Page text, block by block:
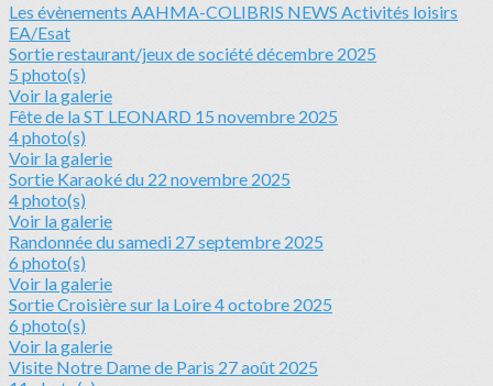
Les évènements AAHMA-COLIBRIS NEWS Activités loisirs
EA/Esat
Sortie restaurant/jeux de société décembre 2025
5 photo(s)
Voir la galerie
Fête de la ST LEONARD 15 novembre 2025
4 photo(s)
Voir la galerie
Sortie Karaoké du 22 novembre 2025
4 photo(s)
Voir la galerie
Randonnée du samedi 27 septembre 2025
6 photo(s)
Voir la galerie
Sortie Croisière sur la Loire 4 octobre 2025
6 photo(s)
Voir la galerie
Visite Notre Dame de Paris 27 août 2025